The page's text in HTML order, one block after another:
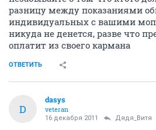
разницу между показаниями
индивидуальных с вашими
никуда не денется, разве что
оплатит из своего кармана
ОТВЕТИТЬ
D
dasys
veteran
16 декабря 2011 Дядя_Витя